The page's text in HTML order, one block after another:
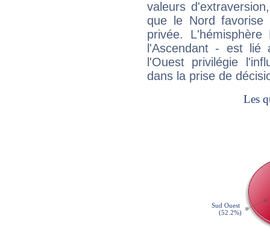
valeurs
que le Nord favorise
privée.
l'Ascendant - est
l'Ouest privilégie
dans la prise de